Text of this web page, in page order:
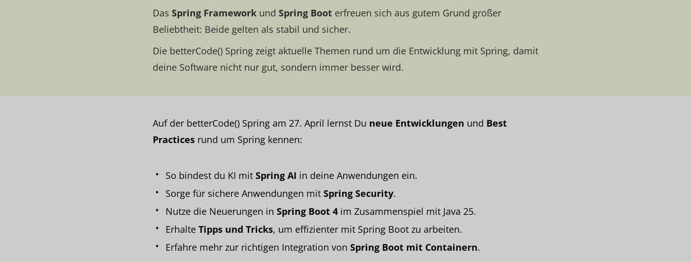
Das Spring Framework und Spring Boot erfreuen sich aus gutem Grund großer
Beliebtheit: Beide gelten als stabil und sicher.
Die betterCode() Spring zeigt aktuelle Themen rund um die Entwicklung mit Spring, damit
deine Software nicht nur gut, sondern immer besser wird.
Auf der betterCode() Spring am 27. April lernst Du neue Entwicklungen und Best
Practices rund um Spring kennen:
So bindest du KI mit Spring AI in deine Anwendungen ein.
Sorge für sichere Anwendungen mit Spring Security.
Nutze die Neuerungen in Spring Boot 4 im Zusammenspiel mit Java 25.
Erhalte Tipps und Tricks, um effizienter mit Spring Boot zu arbeiten.
Erfahre mehr zur richtigen Integration von Spring Boot mit Containern.